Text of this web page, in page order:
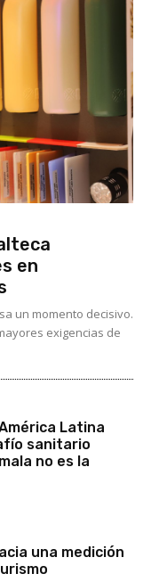
en
un momento decisivo.
exigencias de
Latina
sanitario
no es la
una medición